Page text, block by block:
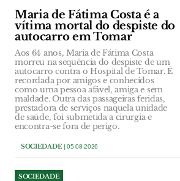
Maria de Fátima Costa é a
vítima mortal do despiste do
autocarro em Tomar
Aos 64 anos, Maria de Fátima Costa
morreu na sequência do despiste de um
autocarro contra o Hospital de Tomar. É
recordada por amigos e conhecidos
como uma pessoa afável, amiga e sem
maldade. Outra das passageiras feridas,
prestadora de serviços naquela unidade
de saúde, foi submetida a cirurgia e
encontra-se fora de perigo.
SOCIEDADE| 05-08-2026
SOCIEDADE